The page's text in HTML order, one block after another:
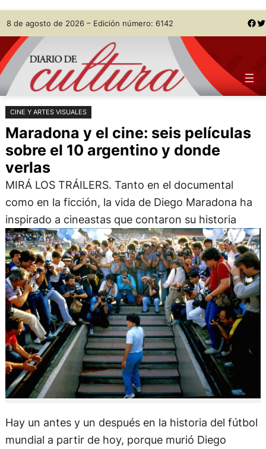
Saltar
al
contenido
Skip
to
content
8 de agosto de 2026 – Edición número: 6142 Facebook Twitter
CINE Y ARTES VISUALES
Maradona y el cine: seis películas
sobre el 10 argentino y donde
verlas
MIRÁ LOS TRÁILERS. Tanto en el documental
como en la ficción, la vida de Diego Maradona ha
inspirado a cineastas que contaron su historia
Hay un antes y un después en la historia del fútbol
mundial a partir de hoy, porque murió Diego